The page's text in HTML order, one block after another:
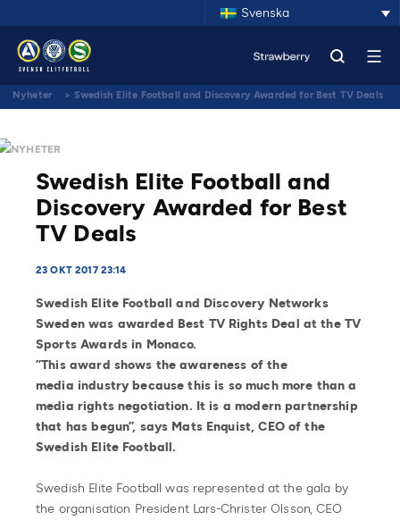
Svenska
Nyheter > Swedish Elite Football and Discovery Awarded for Best TV Deals
NYHETER
Swedish Elite Football and
Discovery Awarded for Best
TV Deals
23 OKT 2017 23:14
Swedish Elite Football and Discovery Networks
Sweden was awarded Best TV Rights Deal at the TV
Sports Awards in Monaco.
”This award shows the awareness of the
media industry because this is so much more than a
media rights negotiation. It is a modern partnership
that has begun”, says Mats Enquist, CEO of the
Swedish Elite Football.
Swedish Elite Football was represented at the gala by
the organisation President Lars-Christer Olsson, CEO